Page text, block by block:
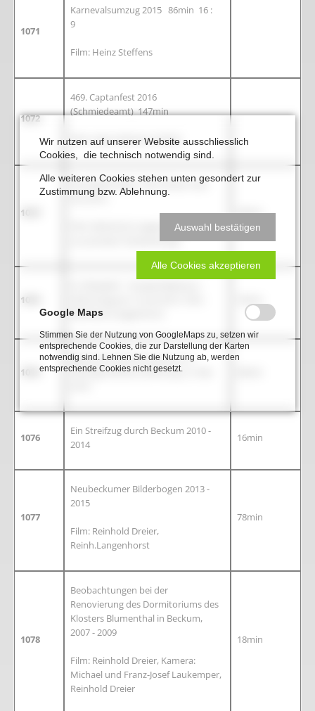
1071
Karnevalsumzug 2015 86min 16 :
9
Film: Heinz Steffens
1072
469. Captanfest 2016
(Schmiedeamt) 147min
Film: Heinz Richter (3 DVD)
1073
Rumskedi Helau Elm-Straot men
tau 2015,
Film: Reinhard Langenhorst, (Nur
zur privaten Verwendung)
28min
1074
Reinhard Langenhorst
1075
Beckumer Zementmuseum in
Köttings Mühle, Eröffnung 12. Mai
1076
Ein Streifzug durch Beckum 2010 -
2014
16min
1077
Neubeckumer Bilderbogen 2013 -
2015
Film: Reinhold Dreier,
Reinh.Langenhorst
78min
1078
Beobachtungen bei der
Renovierung des Dormitoriums des
Klosters Blumenthal in Beckum,
2007 - 2009
Film: Reinhold Dreier, Kamera:
Michael und Franz-Josef Laukemper,
Reinhold Dreier
18min
Wir nutzen auf unserer Website ausschliesslich
Cookies, die technisch notwendig sind.
Alle weiteren Cookies stehen unten gesondert zur
Zustimmung bzw. Ablehnung.
Auswahl bestätigen
Alle Cookies akzeptieren
Google Maps
Stimmen Sie der Nutzung von GoogleMaps zu, setzen wir
entsprechende Cookies, die zur Darstellung der Karten
notwendig sind. Lehnen Sie die Nutzung ab, werden
entsprechende Cookies nicht gesetzt.